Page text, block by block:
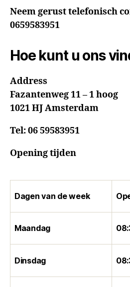
Neem gerust telefonisch
0659583951
Hoe kunt u ons
Address
Fazantenweg 11 – 1 hoog
1021 HJ Amsterdam
Tel:06 59583951
Opening tijden
Dagen van de week
Maandag
Dinsdag